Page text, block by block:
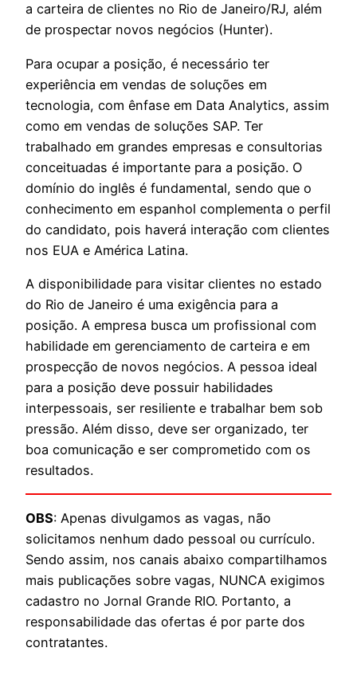
a carteira de clientes no Rio de Janeiro/RJ, além
de prospectar novos negócios (Hunter).
Para ocupar a posição, é necessário ter
experiência em vendas de soluções em
tecnologia, com ênfase em Data Analytics, assim
como em vendas de soluções SAP. Ter
trabalhado em grandes empresas e consultorias
conceituadas é importante para a posição. O
domínio do inglês é fundamental, sendo que o
conhecimento em espanhol complementa o perfil
do candidato, pois haverá interação com clientes
nos EUA e América Latina.
A disponibilidade para visitar clientes no estado
do Rio de Janeiro é uma exigência para a
posição. A empresa busca um profissional com
habilidade em gerenciamento de carteira e em
prospecção de novos negócios. A pessoa ideal
para a posição deve possuir habilidades
interpessoais, ser resiliente e trabalhar bem sob
pressão. Além disso, deve ser organizado, ter
boa comunicação e ser comprometido com os
resultados.
OBS: Apenas divulgamos as vagas, não
solicitamos nenhum dado pessoal ou currículo.
Sendo assim, nos canais abaixo compartilhamos
mais publicações sobre vagas, NUNCA exigimos
cadastro no Jornal Grande RIO. Portanto, a
responsabilidade das ofertas é por parte dos
contratantes.